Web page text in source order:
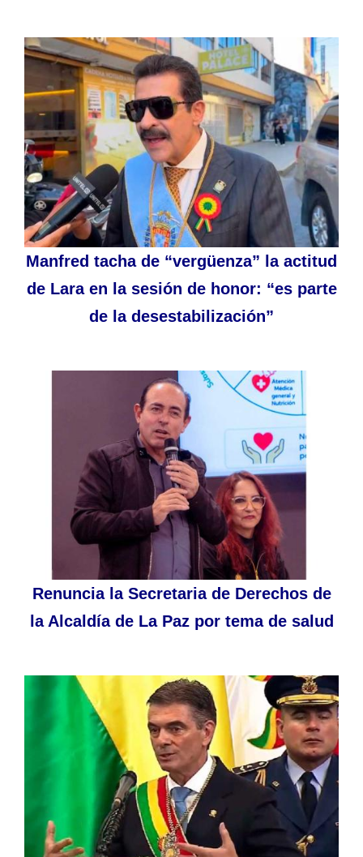
Manfred tacha de “vergüenza” la actitud
de Lara en la sesión de honor: “es parte
de la desestabilización”
Renuncia la Secretaria de Derechos de
la Alcaldía de La Paz por tema de salud